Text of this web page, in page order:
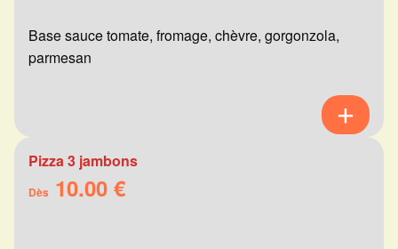
Base sauce tomate, fromage, chèvre, gorgonzola,
parmesan
Pizza 3 jambons
Dès 10.00 €